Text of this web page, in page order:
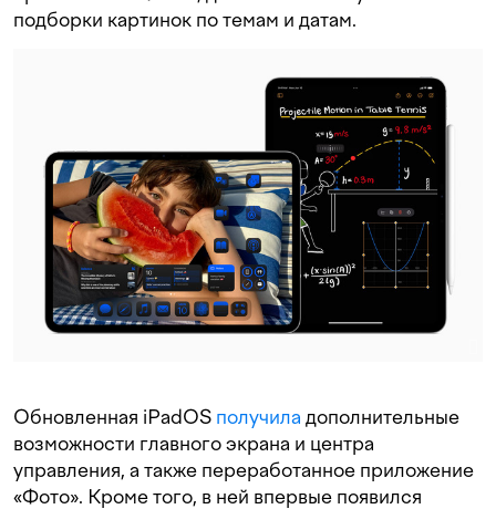
подборки картинок по темам и датам.
Обновленная iPadOS получила дополнительные
возможности главного экрана и центра
управления, а также переработанное приложение
«Фото». Кроме того, в ней впервые появился